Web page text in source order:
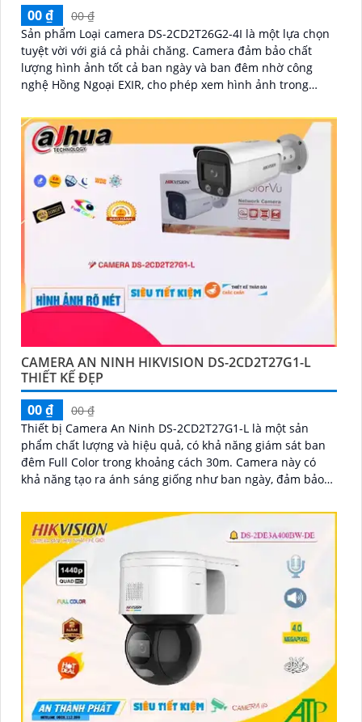
00 ₫
00 ₫
Sản phẩm Loại camera DS-2CD2T26G2-4I là một lựa chọn
tuyệt vời với giá cả phải chăng. Camera đảm bảo chất
lượng hình ảnh tốt cả ban ngày và ban đêm nhờ công
nghệ Hồng Ngoại EXIR, cho phép xem hình ảnh trong
CAMERA AN NINH HIKVISION DS-2CD2T27G1-L
THIẾT KẾ ĐẸP
00 ₫
00 ₫
Thiết bị Camera An Ninh DS-2CD2T27G1-L là một sản
phẩm chất lượng và hiệu quả, có khả năng giám sát ban
đêm Full Color trong khoảng cách 30m. Camera này có
khả năng tạo ra ánh sáng giống như ban ngày, đảm bảo